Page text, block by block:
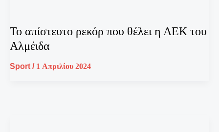
Το απίστευτο ρεκόρ που θέλει η ΑΕΚ του
Αλμέιδα
Sport / 1 Απριλίου 2024